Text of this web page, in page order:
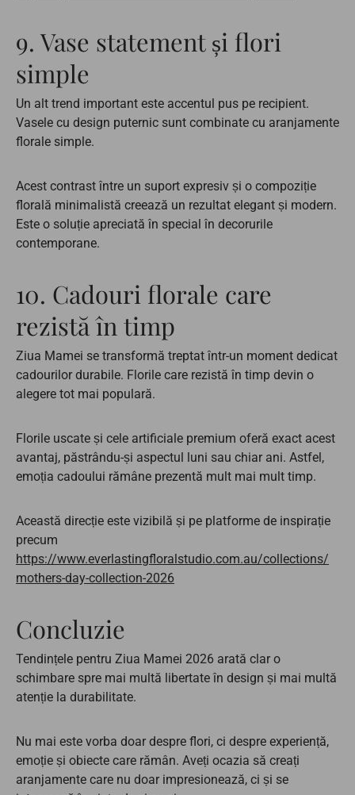
9. Vase statement și flori
simple
Un alt trend important este accentul pus pe recipient.
Vasele cu design puternic sunt combinate cu aranjamente
florale simple.
Acest contrast între un suport expresiv și o compoziție
florală minimalistă creează un rezultat elegant și modern.
Este o soluție apreciată în special în decorurile
contemporane.
10. Cadouri florale care
rezistă în timp
Ziua Mamei se transformă treptat într-un moment dedicat
cadourilor durabile. Florile care rezistă în timp devin o
alegere tot mai populară.
Florile uscate și cele artificiale premium oferă exact acest
avantaj, păstrându-și aspectul luni sau chiar ani. Astfel,
emoția cadoului rămâne prezentă mult mai mult timp.
Această direcție este vizibilă și pe platforme de inspirație
precum
https://www.everlastingfloralstudio.com.au/collections/
mothers-day-collection-2026
Concluzie
Tendințele pentru Ziua Mamei 2026 arată clar o
schimbare spre mai multă libertate în design și mai multă
atenție la durabilitate.
Nu mai este vorba doar despre flori, ci despre experiență,
emoție și obiecte care rămân. Aveți ocazia să creați
aranjamente care nu doar impresionează, ci și se